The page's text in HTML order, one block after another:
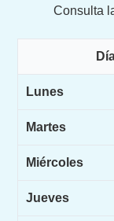
Consulta
Lunes
Martes
Miércoles
Jueves